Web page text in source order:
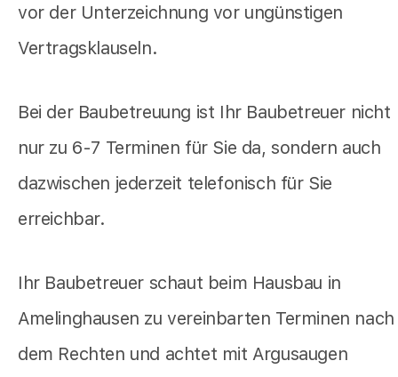
vor der Unterzeichnung vor ungünstigen
Vertragsklauseln.
Bei der Baubetreuung ist Ihr Baubetreuer nicht
nur zu 6-7 Terminen für Sie da, sondern auch
dazwischen jederzeit telefonisch für Sie
erreichbar.
Ihr Baubetreuer schaut beim Hausbau in
Amelinghausen zu vereinbarten Terminen nach
dem Rechten und achtet mit Argusaugen